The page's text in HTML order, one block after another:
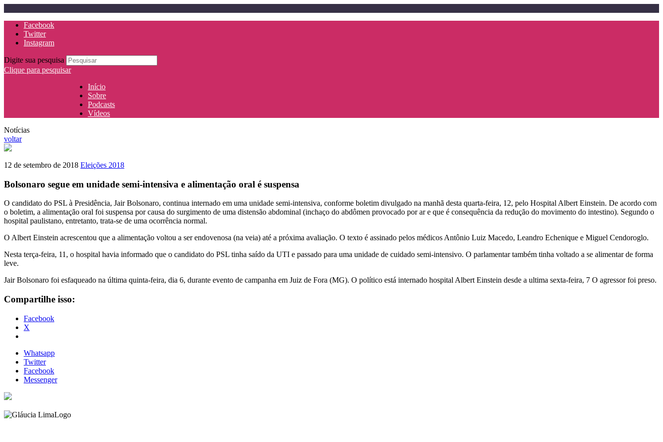
Facebook
Twitter
Instagram
Digite sua pesquisa
Clique para pesquisar
Início
Sobre
Podcasts
Vídeos
Notícias
voltar
12 de setembro de 2018 Eleições 2018
Bolsonaro segue em unidade semi-intensiva e alimentação oral é suspensa
O candidato do PSL à Presidência, Jair Bolsonaro, continua internado em uma unidade semi-intensiva, conforme boletim divulgado na manhã desta quarta-feira, 12, pelo Hospital Albert Einstein. De acordo com
o boletim, a alimentação oral foi suspensa por causa do surgimento de uma distensão abdominal (inchaço do abdômen provocado por ar e que é consequência da redução do movimento do intestino). Segundo o
hospital paulistano, entretanto, trata-se de uma ocorrência normal.
O Albert Einstein acrescentou que a alimentação voltou a ser endovenosa (na veia) até a próxima avaliação. O texto é assinado pelos médicos Antônio Luiz Macedo, Leandro Echenique e Miguel Cendoroglo.
Nesta terça-feira, 11, o hospital havia informado que o candidato do PSL tinha saído da UTI e passado para uma unidade de cuidado semi-intensivo. O parlamentar também tinha voltado a se alimentar de forma
leve.
Jair Bolsonaro foi esfaqueado na última quinta-feira, dia 6, durante evento de campanha em Juiz de Fora (MG). O político está internado hospital Albert Einstein desde a ultima sexta-feira, 7 O agressor foi preso.
Compartilhe isso:
Facebook
X
Whatsapp
Twitter
Facebook
Messenger